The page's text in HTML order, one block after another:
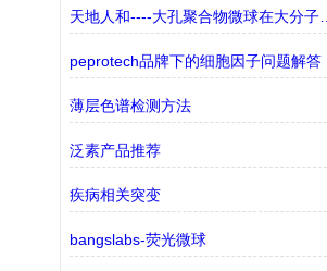
天地人和----大孔聚合物微球在大分子纯化中的应用
peprotech品牌下的细胞因子问题解答
薄层色谱检测方法
泛素产品推荐
疾病相关突变
bangslabs-荧光微球